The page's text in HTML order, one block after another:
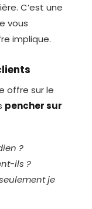
C’est une
vous
implique.
offre sur le
pencher sur
?
ils ?
je